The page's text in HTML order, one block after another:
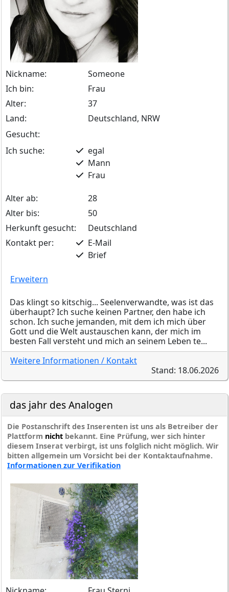
Nickname:
Someone
Ich bin:
Frau
Alter:
37
Land:
Deutschland, NRW
Gesucht:
Ich suche:
egal
Mann
Frau
Alter ab:
28
Alter bis:
50
Herkunft gesucht:
Deutschland
Kontakt per:
E-Mail
Brief
Erweitern
Das klingt so kitschig... Seelenverwandte, was ist das
überhaupt? Ich suche keinen Partner, den habe ich
schon. Ich suche jemanden, mit dem ich mich über
Gott und die Welt austauschen kann, der mich im
besten Fall versteht und mich an seinem Leben te...
Weitere Informationen / Kontakt
Stand: 18.06.2026
das jahr des Analogen
Die Postanschrift des Inserenten ist uns als Betreiber der
Plattform nicht bekannt. Eine Prüfung, wer sich hinter
diesem Inserat verbirgt, ist uns folglich nicht möglich. Wir
bitten allgemein um Vorsicht bei der Kontaktaufnahme.
Informationen zur Verifikation